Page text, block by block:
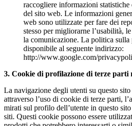
raccogliere informazioni
del sito web. Le informazioni
web sono utilizzate per fare dei
stesso per migliorarne l’usabilità,
la comunicazione. La politica
disponibile al seguente indirizzo:
http://www.google.com/
3. Cookie di profilazione di terze parti
La navigazione degli utenti su questo
attraverso l’uso di cookie di terze parti,
mirati sul profilo dell’utente in questo
siti. Questi cookie possono essere